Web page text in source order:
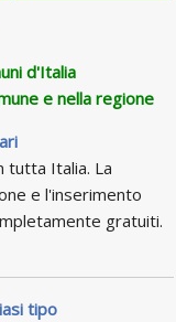
d'Italia
e nella regione
tutta Italia. La
e l'inserimento
gratuiti.
tipo